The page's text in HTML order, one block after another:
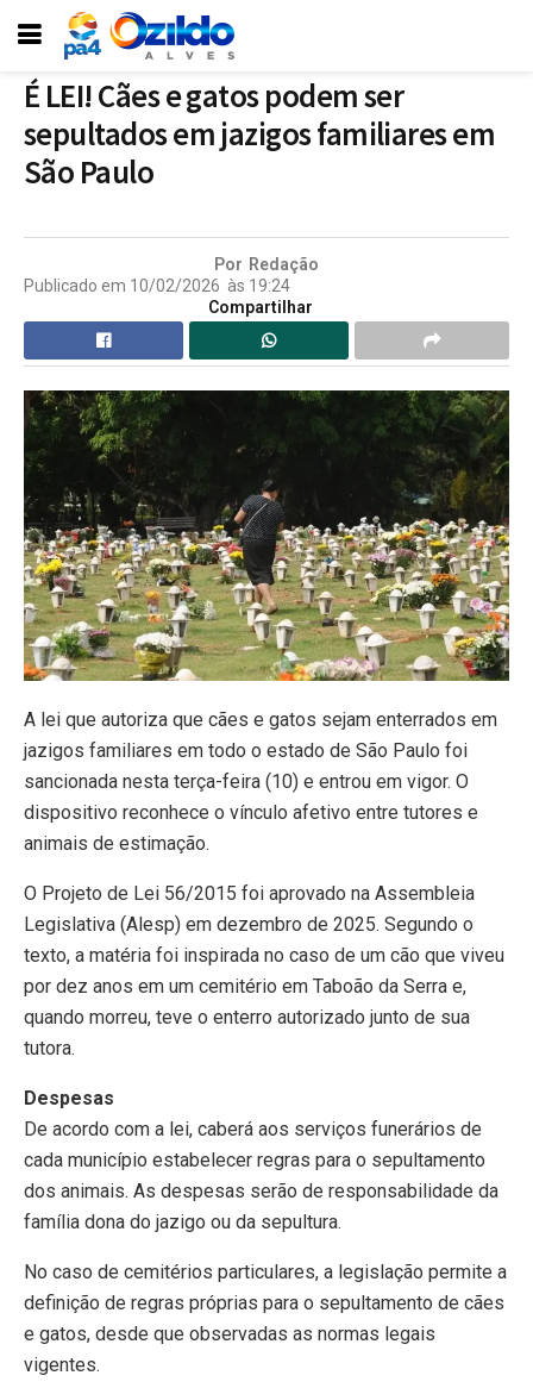
É LEI! Cães e gatos podem ser
sepultados em jazigos familiares em
São Paulo
Por Redação
Publicado em 10/02/2026 às 19:24
Compartilhar
A lei que autoriza que cães e gatos sejam enterrados em
jazigos familiares em todo o estado de São Paulo foi
sancionada nesta terça-feira (10) e entrou em vigor. O
dispositivo reconhece o vínculo afetivo entre tutores e
animais de estimação.
O Projeto de Lei 56/2015 foi aprovado na Assembleia
Legislativa (Alesp) em dezembro de 2025. Segundo o
texto, a matéria foi inspirada no caso de um cão que viveu
por dez anos em um cemitério em Taboão da Serra e,
quando morreu, teve o enterro autorizado junto de sua
tutora.
Despesas
De acordo com a lei, caberá aos serviços funerários de
cada município estabelecer regras para o sepultamento
dos animais. As despesas serão de responsabilidade da
família dona do jazigo ou da sepultura.
No caso de cemitérios particulares, a legislação permite a
definição de regras próprias para o sepultamento de cães
e gatos, desde que observadas as normas legais
vigentes.